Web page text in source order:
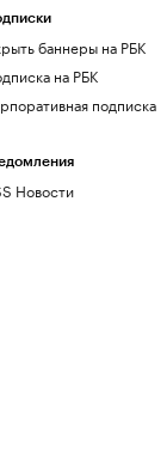
баннеры на РБК
на РБК
подписка
Новости